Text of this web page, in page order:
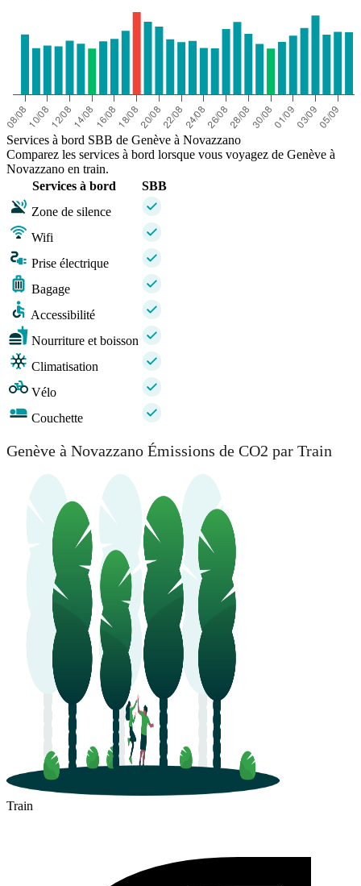
Services à bord SBB de Genève à Novazzano
Comparez les services à bord lorsque vous voyagez de Genève à
Novazzano en train.
Services à bord
SBB
Zone de silence
Wifi
Prise électrique
Bagage
Accessibilité
Nourriture et boisson
Climatisation
Vélo
Couchette
Genève à Novazzano Émissions de CO2 par Train
Train